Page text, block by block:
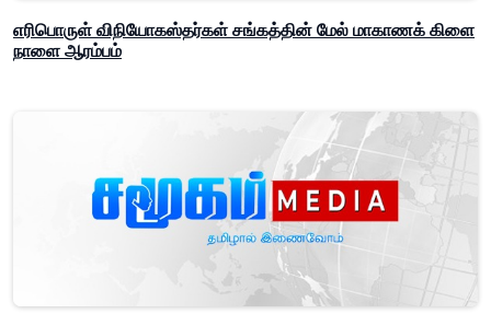
எரிபொருள் விநியோகஸ்தர்கள் சங்கத்தின் மேல் மாகாணக் கிளை
நாளை ஆரம்பம்